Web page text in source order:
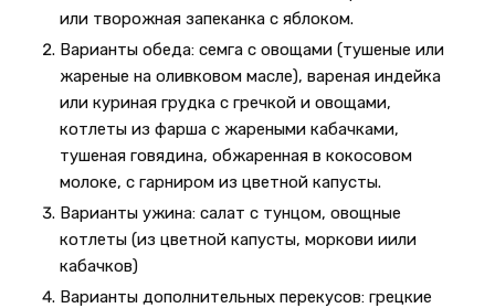
или творожная запеканка с яблоком.
Варианты обеда: семга с овощами (тушеные или
жареные на оливковом масле), вареная индейка
или куриная грудка с гречкой и овощами,
котлеты из фарша с жареными кабачками,
тушеная говядина, обжаренная в кокосовом
молоке, с гарниром из цветной капусты.
Варианты ужина: салат с тунцом, овощные
котлеты (из цветной капусты, моркови иили
кабачков)
Варианты дополнительных перекусов: грецкие